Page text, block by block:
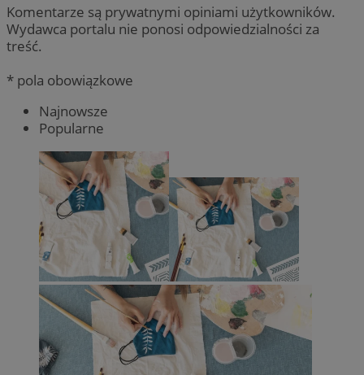
Komentarze są prywatnymi opiniami użytkowników.
Wydawca portalu nie ponosi odpowiedzialności za
treść.
* pola obowiązkowe
Najnowsze
Popularne